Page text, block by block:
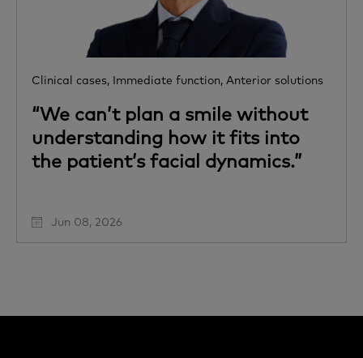
Clinical cases, Immediate function, Anterior solutions
“We can’t plan a smile without
understanding how it fits into
the patient’s facial dynamics.”
Jun 08, 2026